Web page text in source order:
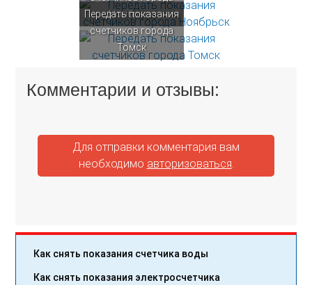
Ноябрьск
Передать показания
счетчиков города
Томск
Комментарии и отзывы:
Для отправки комментария вам
необходимо авторизоваться
Как снять показания счетчика воды
Как снять показания электросчетчика